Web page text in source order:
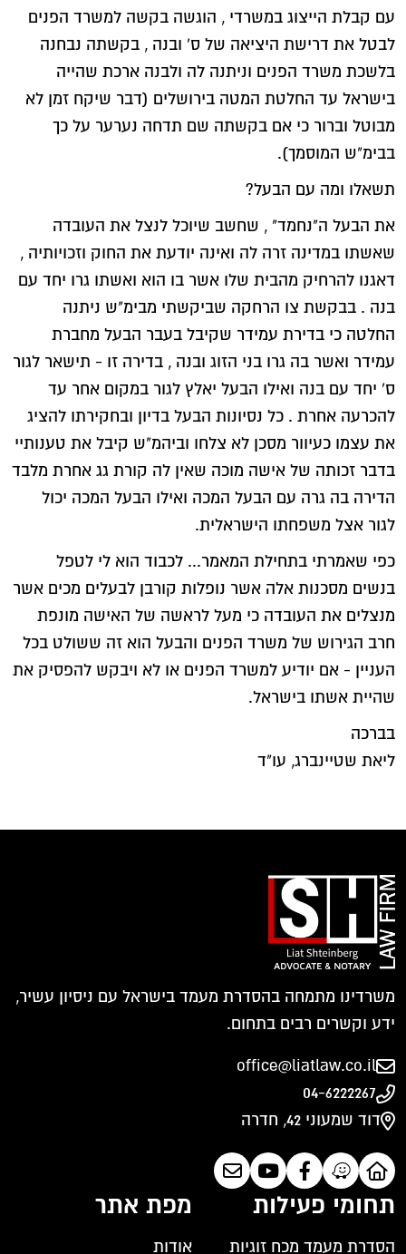
עם קבלת הייצוג במשרדי , הוגשה בקשה למשרד הפנים
לבטל את דרישת היציאה של ס` ובנה , בקשתה נבחנה
בלשכת משרד הפנים וניתנה לה ולבנה ארכת שהייה
בישראל עד החלטת המטה בירושלים (דבר שיקח זמן לא
מבוטל וברור כי אם בקשתה שם תדחה נערער על כך
בבימ"ש המוסמך).
תשאלו ומה עם הבעל?
את הבעל ה"נחמד" , שחשב שיוכל לנצל את העובדה
שאשתו במדינה זרה לה ואינה יודעת את החוק וזכויותיה ,
דאגנו להרחיק מהבית שלו אשר בו הוא ואשתו גרו יחד עם
בנה . בבקשת צו הרחקה שביקשתי מבימ"ש ניתנה
החלטה כי בדירת עמידר שקיבל בעבר הבעל מחברת
עמידר ואשר בה גרו בני הזוג ובנה , בדירה זו - תישאר לגור
ס` יחד עם בנה ואילו הבעל יאלץ לגור במקום אחר עד
להכרעה אחרת . כל נסיונות הבעל בדיון ובחקירתו להציג
את עצמו כעיוור מסכן לא צלחו וביהמ"ש קיבל את טענותיי
בדבר זכותה של אישה מוכה שאין לה קורת גג אחרת מלבד
הדירה בה גרה עם הבעל המכה ואילו הבעל המכה יכול
לגור אצל משפחתו הישראלית.
כפי שאמרתי בתחילת המאמר... לכבוד הוא לי לטפל
בנשים מסכנות אלה אשר נופלות קורבן לבעלים מכים אשר
מנצלים את העובדה כי מעל לראשה של האישה מונפת
חרב הגירוש של משרד הפנים והבעל הוא זה ששולט בכל
העניין - אם יודיע למשרד הפנים או לא ויבקש להפסיק את
שהיית אשתו בישראל.
בברכה
ליאת שטיינברג, עו"ד
משרדינו מתמחה בהסדרת מעמד בישראל עם ניסיון עשיר,
ידע וקשרים רבים בתחום.
office@liatlaw.co.il
04-6222267
דוד שמעוני 42, חדרה
תחומי פעילות
הסדרת מעמד מכח זוגיות
מפת אתר
אודות